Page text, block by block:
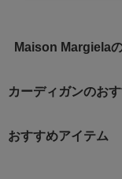
Maison Margiela
カーディガンのお
おすすめアイテム